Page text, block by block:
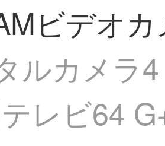
ビデオカ
ルカメラ
レビ64